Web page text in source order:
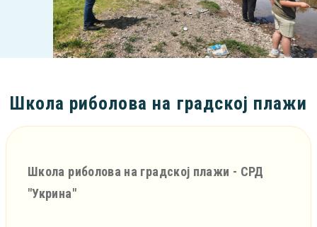
Школа риболова на градској плажи
Школа риболова на градској плажи - СРД
"Укрина"